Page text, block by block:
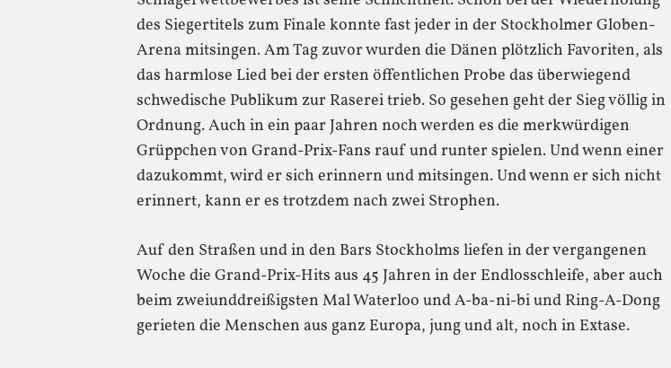
des Siegertitels zum Finale konnte fast jeder in der Stockholmer Globen-
Arena mitsingen. Am Tag zuvor wurden die Dänen plötzlich Favoriten, als
das harmlose Lied bei der ersten öffentlichen Probe das überwiegend
schwedische Publikum zur Raserei trieb. So gesehen geht der Sieg völlig in
Ordnung. Auch in ein paar Jahren noch werden es die merkwürdigen
Grüppchen von Grand-Prix-Fans rauf und runter spielen. Und wenn einer
dazukommt, wird er sich erinnern und mitsingen. Und wenn er sich nicht
erinnert, kann er es trotzdem nach zwei Strophen.
Auf den Straßen und in den Bars Stockholms liefen in der vergangenen
Woche die Grand-Prix-Hits aus 45 Jahren in der Endlosschleife, aber auch
beim zweiunddreißigsten Mal Waterloo und A-ba-ni-bi und Ring-A-Dong
gerieten die Menschen aus ganz Europa, jung und alt, noch in Extase.